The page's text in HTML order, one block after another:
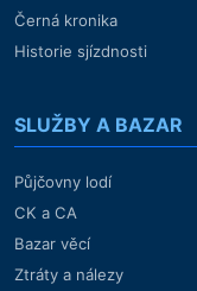
Černá kronika
Historie sjízdnosti
SLUŽBY A BAZAR
Půjčovny lodí
CK a CA
Bazar věcí
Ztráty a nálezy